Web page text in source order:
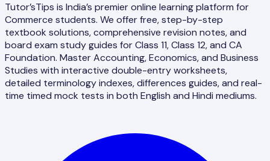
Tutor’sTips is India’s premier online learning platform for
Commerce students. We offer free, step-by-step
textbook solutions, comprehensive revision notes, and
board exam study guides for Class 11, Class 12, and CA
Foundation. Master Accounting, Economics, and Business
Studies with interactive double-entry worksheets,
detailed terminology indexes, differences guides, and real-
time timed mock tests in both English and Hindi mediums.